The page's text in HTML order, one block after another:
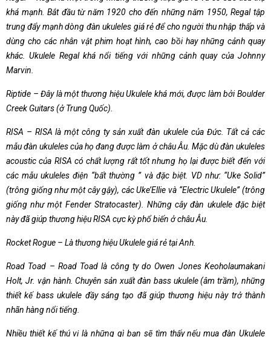
khá mạnh. Bắt đầu từ năm 1920 cho đến những năm 1950, Regal tập
trung đẩy mạnh dòng đàn ukuleles giá rẻ để cho người thu nhập thấp và
dùng cho các nhân vật phim hoạt hình, cao bồi hay những cảnh quay
khác. Ukulele Regal khá nổi tiếng với những cảnh quay của Johnny
Marvin.
Riptide – Đây là một thương hiệu Ukulele khá mới, được làm bởi Boulder
Creek Guitars (ở Trung Quốc).
RISA – RISA là một công ty sản xuất đàn ukulele của Đức. Tất cả các
mẫu đàn ukuleles của họ đang được làm ở châu Âu. Mặc dù đàn ukuleles
acoustic của RISA có chất lượng rất tốt nhưng họ lại được biết đến với
các mẫu ukuleles điện “bất thường ” và đặc biệt. VD như: “Uke Solid”
(trông giống như một cây gậy), các Uke’Ellie và “Electric Ukulele” (trông
giống như một Fender Stratocaster). Những cây đàn ukulele đặc biệt
này đã giúp thương hiệu RISA cực kỳ phổ biến ở châu Âu.
Rocket Rogue – Là thương hiệu Ukulele giá rẻ tại Anh.
Road Toad – Road Toad là công ty do Owen Jones Keoholaumakani
Holt, Jr. vận hành. Chuyên sản xuất đàn bass ukulele (âm trầm), những
thiết kế bass ukulele đầy sáng tạo đã giúp thương hiệu này trở thành
nhãn hàng nổi tiếng.
Nhiều thiết kế thú vị là những gì bạn sẽ tìm thấy nếu mua đàn Ukulele